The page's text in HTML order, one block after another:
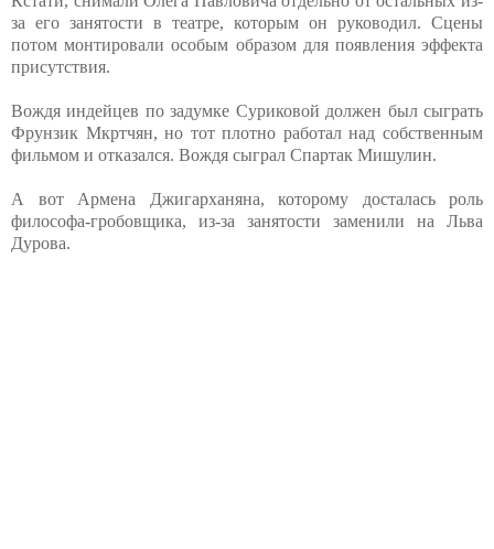
за его занятости в театре, которым он руководил. Сцены
потом монтировали особым образом для появления эффекта
присутствия.
Вождя индейцев по задумке Суриковой должен был сыграть
Фрунзик Мкртчян, но тот плотно работал над собственным
фильмом и отказался. Вождя сыграл Спартак Мишулин.
А вот Армена Джигарханяна, которому досталась роль
философа-гробовщика, из-за занятости заменили на Льва
Дурова.